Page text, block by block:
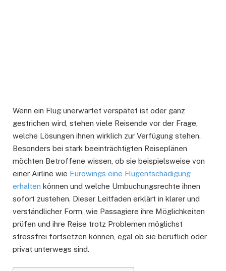
Wenn ein Flug unerwartet verspätet ist oder ganz
gestrichen wird, stehen viele Reisende vor der Frage,
welche Lösungen ihnen wirklich zur Verfügung stehen.
Besonders bei stark beeinträchtigten Reiseplänen
möchten Betroffene wissen, ob sie beispielsweise von
einer Airline wie Eurowings eine Flugentschädigung
erhalten können und welche Umbuchungsrechte ihnen
sofort zustehen. Dieser Leitfaden erklärt in klarer und
verständlicher Form, wie Passagiere ihre Möglichkeiten
prüfen und ihre Reise trotz Problemen möglichst
stressfrei fortsetzen können, egal ob sie beruflich oder
privat unterwegs sind.